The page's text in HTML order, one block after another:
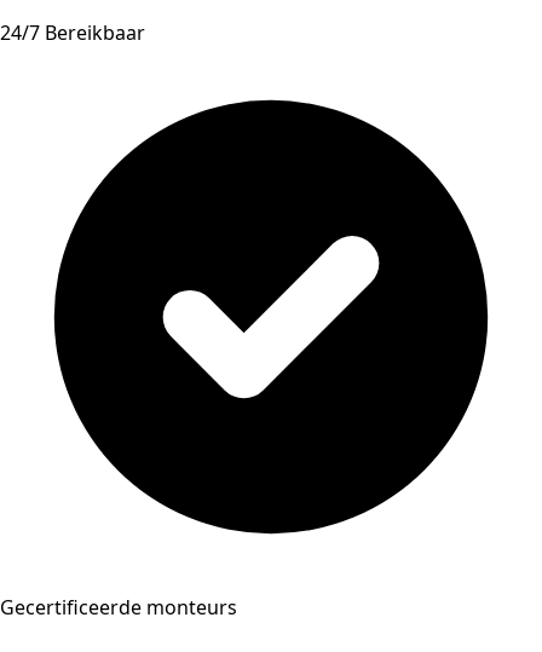
24/7 Bereikbaar
Gecertificeerde monteurs